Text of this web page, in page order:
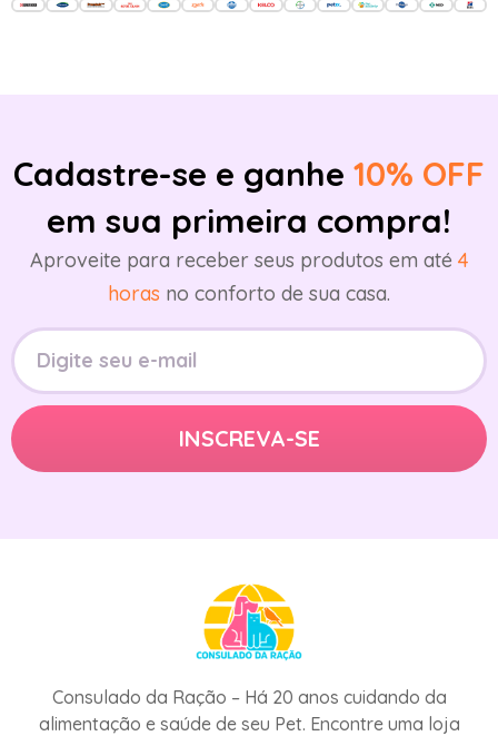
Cadastre-se e ganhe 10% OFF
em sua primeira compra!
Aproveite para receber seus produtos em até 4
horas no conforto de sua casa.
Consulado da Ração – Há 20 anos cuidando da
alimentação e saúde de seu Pet. Encontre uma loja